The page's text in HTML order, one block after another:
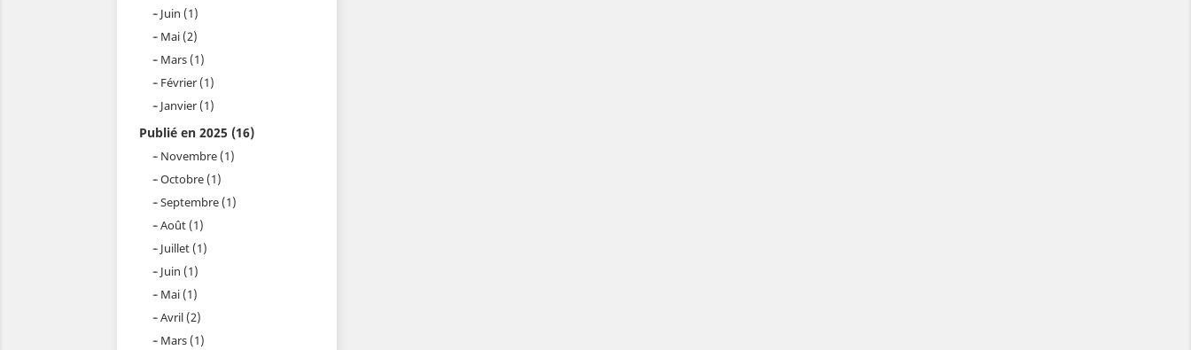
Juin (1)
Mai (2)
Mars (1)
Février (1)
Janvier (1)
Publié en 2025 (16)
Novembre (1)
Octobre (1)
Septembre (1)
Août (1)
Juillet (1)
Juin (1)
Mai (1)
Avril (2)
Mars (1)